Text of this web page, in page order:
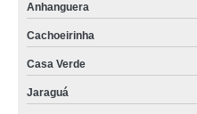
Anhanguera
Cachoeirinha
Casa Verde
Jaraguá